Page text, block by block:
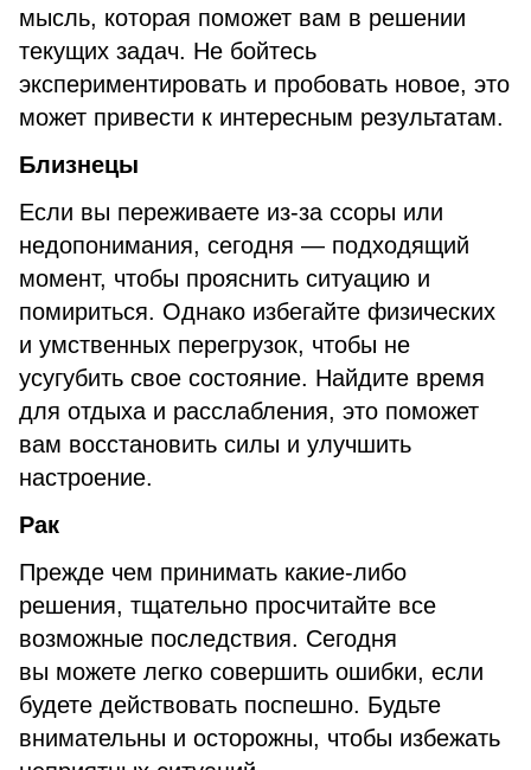
мысль, которая поможет вам в решении
текущих задач. Не бойтесь
экспериментировать и пробовать новое, это
может привести к интересным результатам.
Близнецы
Если вы переживаете из-за ссоры или
недопонимания, сегодня — подходящий
момент, чтобы прояснить ситуацию и
помириться. Однако избегайте физических
и умственных перегрузок, чтобы не
усугубить свое состояние. Найдите время
для отдыха и расслабления, это поможет
вам восстановить силы и улучшить
настроение.
Рак
Прежде чем принимать какие-либо
решения, тщательно просчитайте все
возможные последствия. Сегодня
вы можете легко совершить ошибки, если
будете действовать поспешно. Будьте
внимательны и осторожны, чтобы избежать